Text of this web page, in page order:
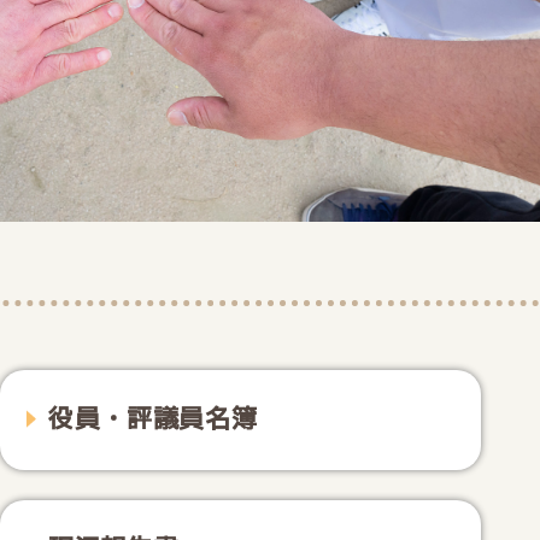
役員・評議員名簿